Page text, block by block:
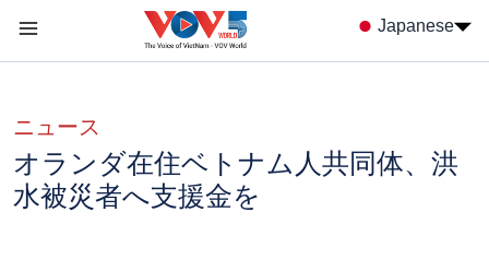
Japanese
ニュース
オランダ在住ベトナム人共同体、洪
水被災者へ支援金を